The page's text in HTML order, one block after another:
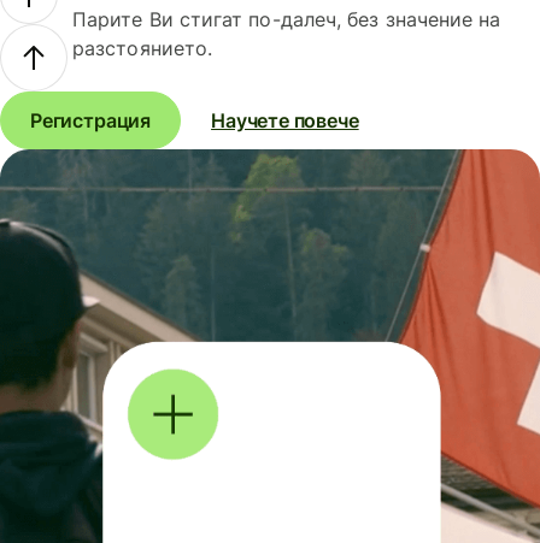
Парите Ви стигат по-далеч, без значение на
разстоянието.
Регистрация Научете повече